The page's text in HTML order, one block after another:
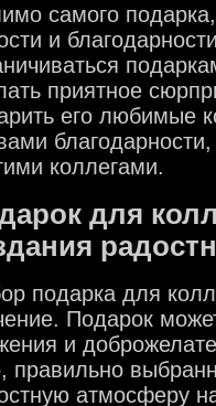
самого
и
приятное
его любимые
коллегами.
для
подарка для
Подарок
и
правильно
атмосферу